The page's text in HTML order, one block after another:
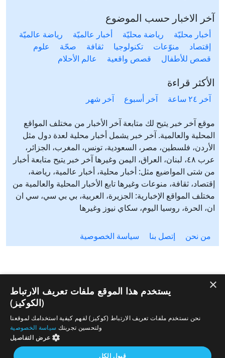
آخر الاخبار حسب الموضوع
أخبار محليّة رياضة محليّة أخبار عالميّة
رياضة عالميّة
إقتصاد
منوّعات تكنولوجيا ثقافة صحّة
علوم
قصص للأطفال
قصص واقعية عالم الأحلام
الأكثر قراءة
آخر ٢٤ ساعة آخر أسبوع آخر شهر
موقع آخر خبر يتيح لك متابعة آخر الأخبار من مختلف المواقع
المحلية والعالمية. آخر خبر يشمل أخبار محلية لعدة دول مثل
الأردن، فلسطين، مصر، السعودية، تونس، المغرب، الجزائر،
عرب ٤٨، لبنان، العراق، اليمن وغيرها آخر خبر يتيح متابعة أخبار
من شتى المواضيع مثل: أخبار محلية، أخبار عالمية، رياضة،
إقتصاد، ثقافة، منوعات وغيرها تابع الأخبار المحلية والعالمية من
مختلف المواقع الإخبارية: الجزيرة، العربية، بي بي سي، سي ان
ان، الحرة، روسيا اليوم، سكاي نيوز وغيرها
من نحن إتصل بنا سياسة الخصوصية
×
يستخدم هذا الموقع ملفات تعريف الارتباط
(الكوكيز)
نحن نستخدم ملفات تعريف الارتباط (كوكيز) لفهم كيفية استخدامك لموقعنا
ولتحسين تجربتك سياسة الخصوصية
عرض التفاصيل
قبول الكل